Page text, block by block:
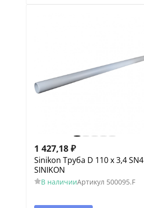
1 427,18 ₽
Sinikon Труба D 110 x 3,4 SN4
SINIKON
В наличииАртикул 500095.F